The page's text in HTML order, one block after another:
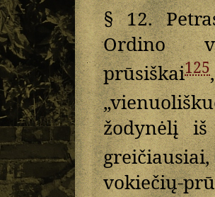
§ 12.
Ordino
prūsiškai125
žodynėlį
vokiečių-